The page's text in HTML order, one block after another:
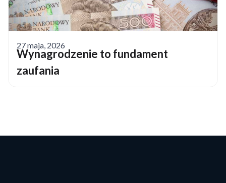
27 maja, 2026
Wynagrodzenie to fundament
zaufania